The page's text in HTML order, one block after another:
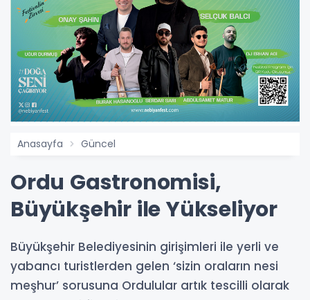
Anasayfa Güncel
Ordu Gastronomisi,
Büyükşehir ile Yükseliyor
Büyükşehir Belediyesinin girişimleri ile yerli ve
yabancı turistlerden gelen ‘sizin oraların nesi
meşhur’ sorusuna Ordulular artık tescilli olarak